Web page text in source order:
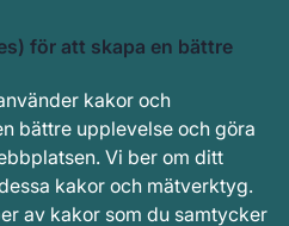
för att skapa en bättre
kakor och
bättre upplevelse och göra
Vi ber om ditt
kakor och mätverktyg.
av kakor som du samtycker